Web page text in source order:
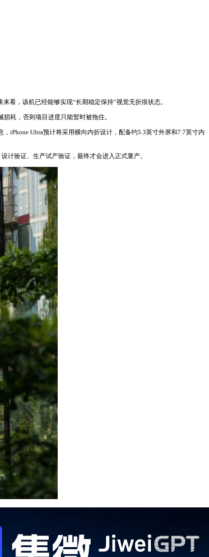
看，该机已经能够实现“长期稳定保持”视觉无折痕状态。
耗，否则项目进度只能暂时被拖住。
iPhone Ultra预计将采用横向内折设计，配备约5.3英寸外屏和7.7英寸内
计验证、生产试产验证，最终才会进入正式量产。